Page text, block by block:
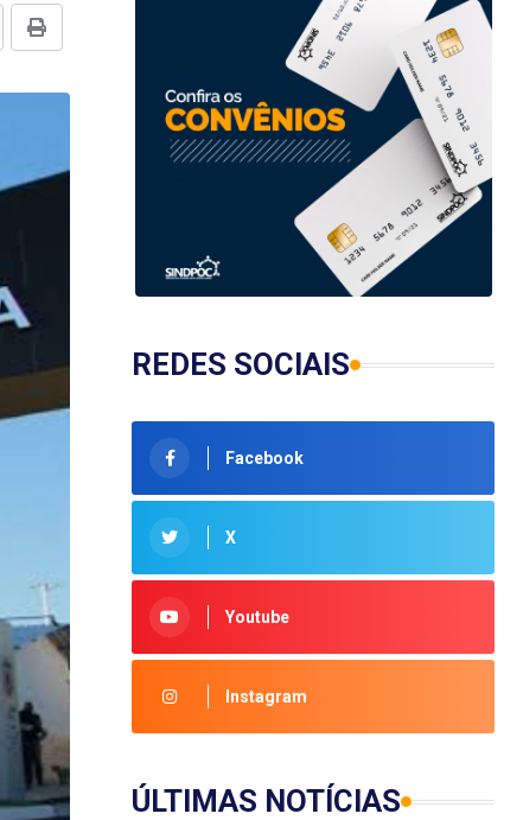
REDES SOCIAIS
Facebook
X
Youtube
Instagram
ÚLTIMAS NOTÍCIAS